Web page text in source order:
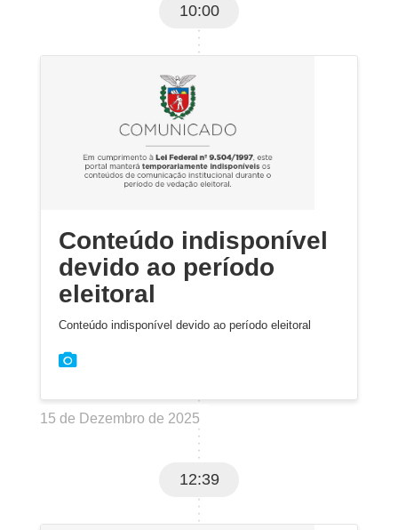
10:00
Conteúdo indisponível
devido ao período
eleitoral
Conteúdo indisponível devido ao período eleitoral
15 de Dezembro de 2025
12:39